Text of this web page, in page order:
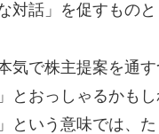
対話」を促すもの
気で株主提案を通
とおっしゃるかも
という意味では、